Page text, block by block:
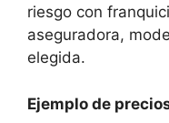
riesgo con
aseguradora,
elegida.
Ejemplo de